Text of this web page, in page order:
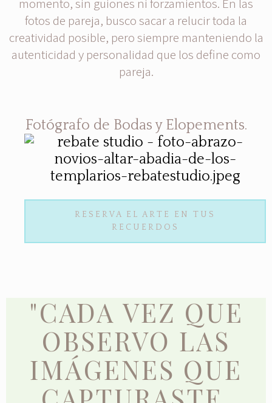
momento, sin guiones ni forzamientos. En las
fotos de pareja, busco sacar a relucir toda la
creatividad posible, pero siempre manteniendo la
autenticidad y personalidad que los define como
pareja.
Fotógrafo de Bodas y Elopements.
RESERVA EL ARTE EN TUS
RECUERDOS
"CADA VEZ QUE
OBSERVO LAS
IMÁGENES QUE